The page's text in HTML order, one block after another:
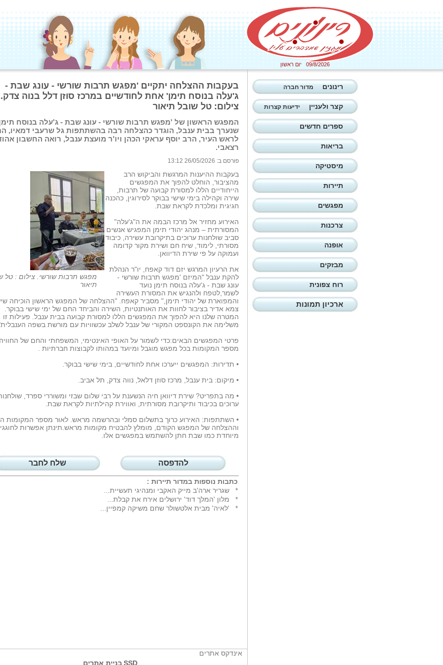
09/8/2026 יום ראשון
בעקבות ההצלחה יתקיים 'מפגש תרבות שורשי - עונג שבת -
ג'עלה בנוסח תימן' אחת לחודשיים במרכז סוזן דלל בנוה צדק.
צילום: טל שובל תיאור
המפגש הראשון של 'מפגש תרבות שורשי - עונג שבת - ג'עלה בנוסח
שנערך בבית ענבל, הוגדר כהצלחה רבה בהשתתפות גל שרעבי דמאיו,
לראש העיר, הרב יוסף עראקי הכהן ויו'ר מועצת ענבל, רואה החשבון
רצאבי.
פורסם ב: 26/05/2026 13:12
מפגש תרבות שורשי. צילום : טל
תיאור
בעקבות ההיענות המרגשת והביקוש הרב
מהציבור, הוחלט להפוך את המפגשים
הייחודיים הללו למסורת קבועה של תרבות,
שירה וקהילה בימי שישי בבוקר לסירוגין, כהכנה
חגיגית ומלכדת לקראת שבת.
האירוע מחזיר אל מרכז הבמה את ה"ג'עלה"
המסורתית – מנהג יהודי תימן המפגיש אנשים
סביב שולחנות ערוכים בתיקרובת עשירה, כיבוד
מסורתי, לימוד, שיח חם ושירת מקור קדומה
ועמוקה על פי שירת הדיוואן.
את הרעיון המרגש יזם דוד קאפח, יו"ר הנהלת
להקת ענבל "המיזם 'מפגש תרבות שורשי -
עונג שבת - ג'עלה בנוסח תימן נועד
לשמר,לטפח ולהנגיש את המסורת העשירה
והמפוארת של יהודי תימן," מסביר קאפח. "ההצלחה של המפגש הראשון הוכיחה
צמא אדיר בציבור לחוות את האותנטיות, השירה והביחד החם של ימי שישי בבוקר.
המטרה שלנו היא להפוך את המפגשים הללו למסורת קבועה בבית ענבל. פעילות זו
משלימה את הקונספט המקורי של ענבל לשלב עכשוויות עם מורשת בשפה
פרטי המפגשים הבאים:כדי לשמור על האופי האינטימי, המשפחתי והחם של החוויה,
מספר המקומות בכל מפגש מוגבל ומיועד במהותו לקבוצות חברתיות .
• תדירות: המפגשים ייערכו אחת לחודשיים, בימי שישי בבוקר.
• מיקום: בית ענבל, מרכז סוזן דלאל, נווה צדק, תל אביב.
• מה בתפריט? שירת דיוואן חיה הנשענת על רבי שלום שבזי ומשוררי ספרד,
ערוכים בכיבוד ותיקרובת מסורתית, ואווירת קהילתיות לקראת שבת.
• השתתפות: האירוע כרוך בתשלום סמלי ובהרשמה מראש. לאור מספר המקומות
וההצלחה של המפגש הקודם, מומלץ להבטיח מקומות מראש.תינתן אפשרות
מיוחדת כמו שבת חתן להשתמש במפגשים אלו.
שלח לחבר להדפסה
כתבות נוספות במדור תיירות :
* שגריר ארה'ב מייק האקבי ומנהיגי תעשיית...
* מלון 'המלך דוד' ירושלים אירח את קבלת...
* 'לאיה' מבית אלטשולר שחם משיקה קמפיין...
אינדקס אתרים
SSDבניית אתרים
רינונים מדור חברה
קצר ולעניין ידיעות קצרות
ספרים חדשים
בריאות
מיסטיקה
תיירות
מפגשים
צרכנות
אופנה
מבזקים
רוח צפונית
ארכיון תמונות